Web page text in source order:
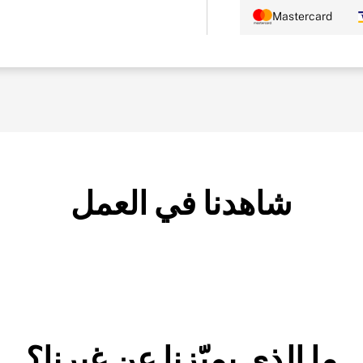
Mastercard
شاهدنا في العمل